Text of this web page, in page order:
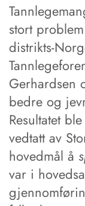
stort
distrikts-
Gerhardsen
bedre og
Resultatet ble
vedtatt av
hovedmål å
var i